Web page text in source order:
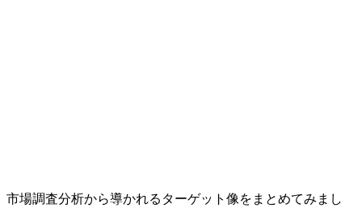
市場調査分析から導かれるターゲット像をまとめてみまし